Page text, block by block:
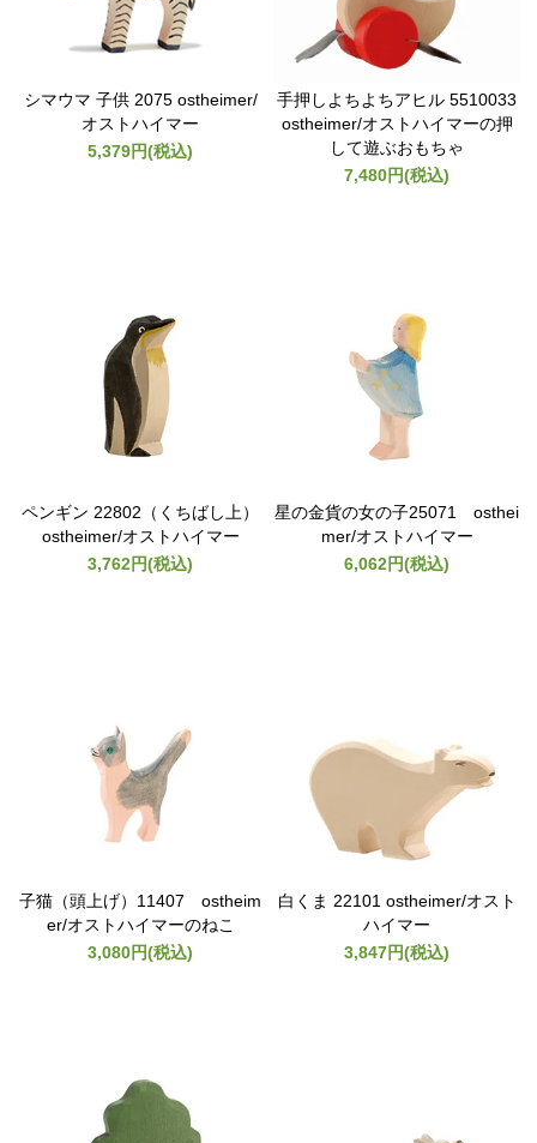
シマウマ 子供 2075 ostheimer/
オストハイマー
5,379円(税込)
手押しよちよちアヒル 5510033
ostheimer/オストハイマーの押
して遊ぶおもちゃ
7,480円(税込)
ペンギン 22802（くちばし上）
ostheimer/オストハイマー
3,762円(税込)
星の金貨の女の子25071 osthei
mer/オストハイマー
6,062円(税込)
子猫（頭上げ）11407 ostheim
er/オストハイマーのねこ
3,080円(税込)
白くま 22101 ostheimer/オスト
ハイマー
3,847円(税込)